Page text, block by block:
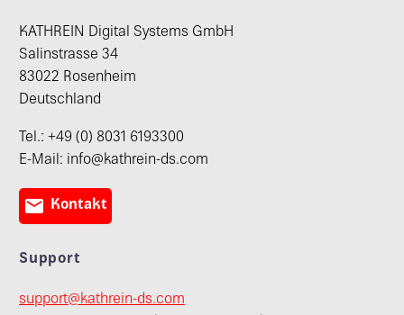
KATHREIN Digital Systems GmbH
Salinstrasse 34
83022 Rosenheim
Deutschland
Tel.: +49 (0) 8031 6193300
E-Mail: info@kathrein-ds.com
 Kontakt
Support
support@kathrein-ds.com